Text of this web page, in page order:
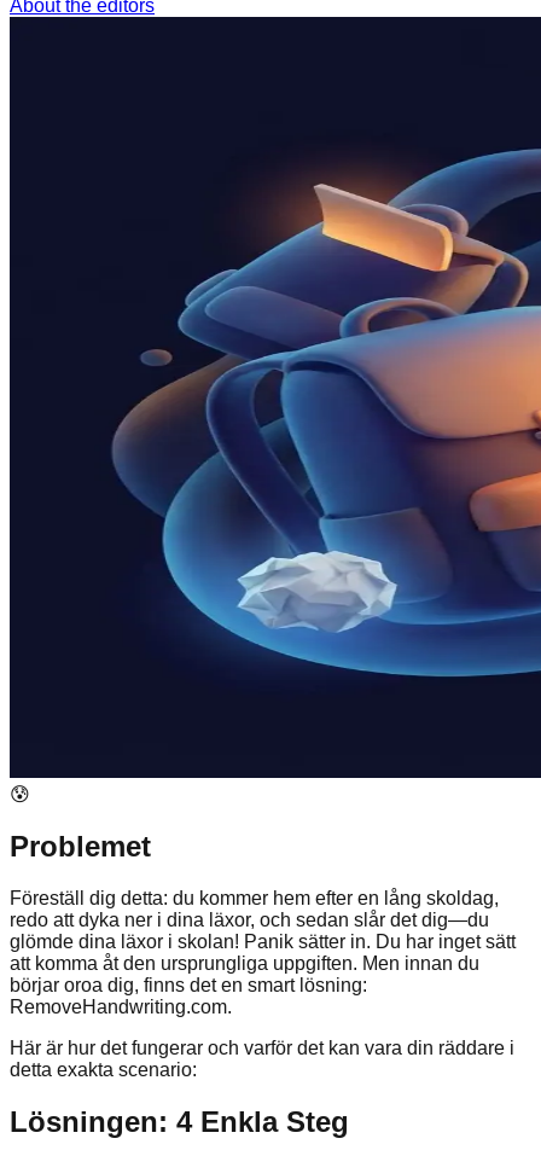
About the editors
😰
Problemet
Föreställ dig detta: du kommer hem efter en lång skoldag,
redo att dyka ner i dina läxor, och sedan slår det dig—du
glömde dina läxor i skolan! Panik sätter in. Du har inget sätt
att komma åt den ursprungliga uppgiften. Men innan du
börjar oroa dig, finns det en smart lösning:
RemoveHandwriting.com.
Här är hur det fungerar och varför det kan vara din räddare i
detta exakta scenario:
Lösningen: 4 Enkla Steg